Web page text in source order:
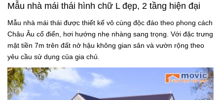
Mẫu nhà mái thái hình chữ L đẹp, 2 tầng hiện đại
Mẫu nhà mái thái được thiết kế vô cùng độc đáo theo phong cách
Châu Âu cổ điển, hơi hướng nhẹ nhàng sang trọng. Với đặc trưng
mặt tiền 7m trên đất nở hậu không gian sân và vườn rộng theo
yêu cầu sử dụng của gia chủ.